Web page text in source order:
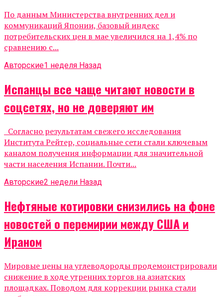
По данным Министерства внутренних дел и
коммуникаций Японии, базовый индекс
потребительских цен в мае увеличился на 1,4% по
сравнению с...
Авторские1 неделя Назад
Испанцы все чаще читают новости в
соцсетях, но не доверяют им
Согласно результатам свежего исследования
Института Рейтер, социальные сети стали ключевым
каналом получения информации для значительной
части населения Испании. Почти...
Авторские2 недели Назад
Нефтяные котировки снизились на фоне
новостей о перемирии между США и
Ираном
Мировые цены на углеводороды продемонстрировали
снижение в ходе утренних торгов на азиатских
площадках. Поводом для коррекции рынка стали